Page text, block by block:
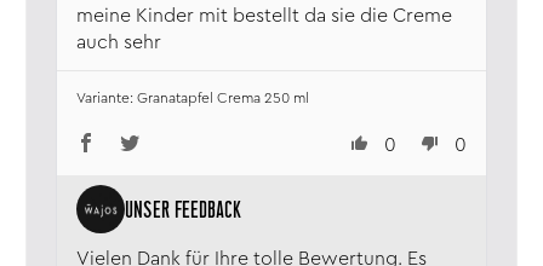
meine Kinder mit bestellt da sie die Creme
auch sehr
0 0
Vielen Dank für Ihre tolle Bewertung. Es
Granatapfel Crema 250 ml